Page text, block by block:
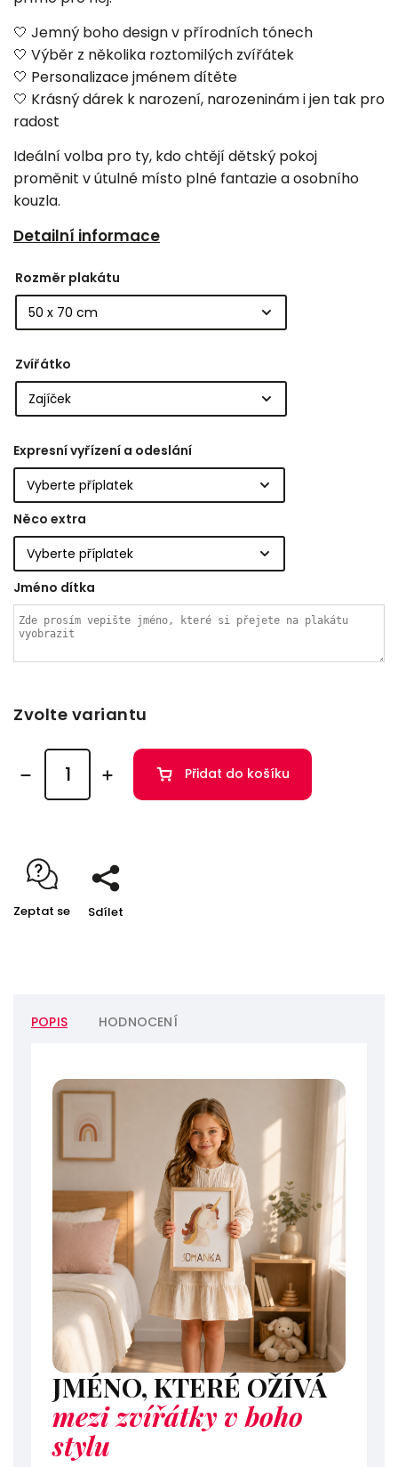
🤍 Jemný boho design v přírodních tónech
🤍 Výběr z několika roztomilých zvířátek
🤍 Personalizace jménem dítěte
🤍 Krásný dárek k narození, narozeninám i jen tak pro
radost
Ideální volba pro ty, kdo chtějí dětský pokoj
proměnit v útulné místo plné fantazie a osobního
kouzla.
Detailní informace
Rozměr plakátu
Zvířátko
Expresní vyřízení a odeslání
Něco extra
Jméno dítka
Zvolte variantu
Přidat do košíku
Zeptat se Sdílet
POPIS HODNOCENÍ
JMÉNO, KTERÉ OŽÍVÁ
mezi zvířátky v boho
stylu